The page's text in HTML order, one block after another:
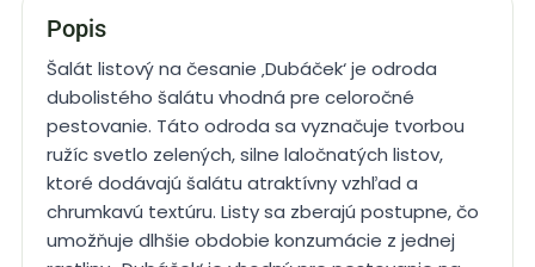
Popis
Šalát listový na česanie ‚Dubáček‘ je odroda
dubolistého šalátu vhodná pre celoročné
pestovanie. Táto odroda sa vyznačuje tvorbou
ružíc svetlo zelených, silne laločnatých listov,
ktoré dodávajú šalátu atraktívny vzhľad a
chrumkavú textúru. Listy sa zberajú postupne, čo
umožňuje dlhšie obdobie konzumácie z jednej